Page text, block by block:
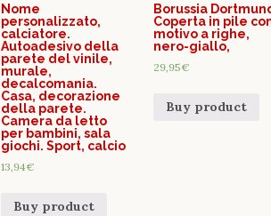
Nome
personalizzato,
calciatore.
Autoadesivo della
parete del vinile,
murale,
decalcomania.
Casa, decorazione
della parete.
Camera da letto
per bambini, sala
giochi. Sport, calcio
13,94€
Buy product
Borussia
Coperta in pile
motivo a righe,
nero-giallo,
29,95€
Buy product